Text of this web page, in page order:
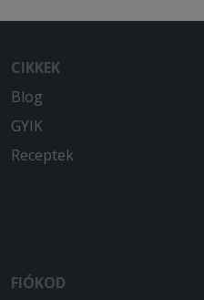
CIKKEK
Blog
GYIK
Receptek
FIÓKOD